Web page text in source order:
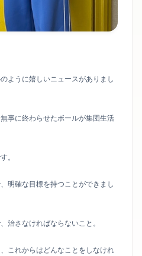
ように嬉しいニュースがありまし
事に終わらせたボールが集団生活
。
明確な目標を持つことができまし
治さなければならないこと。
これからはどんなことをしなけれ